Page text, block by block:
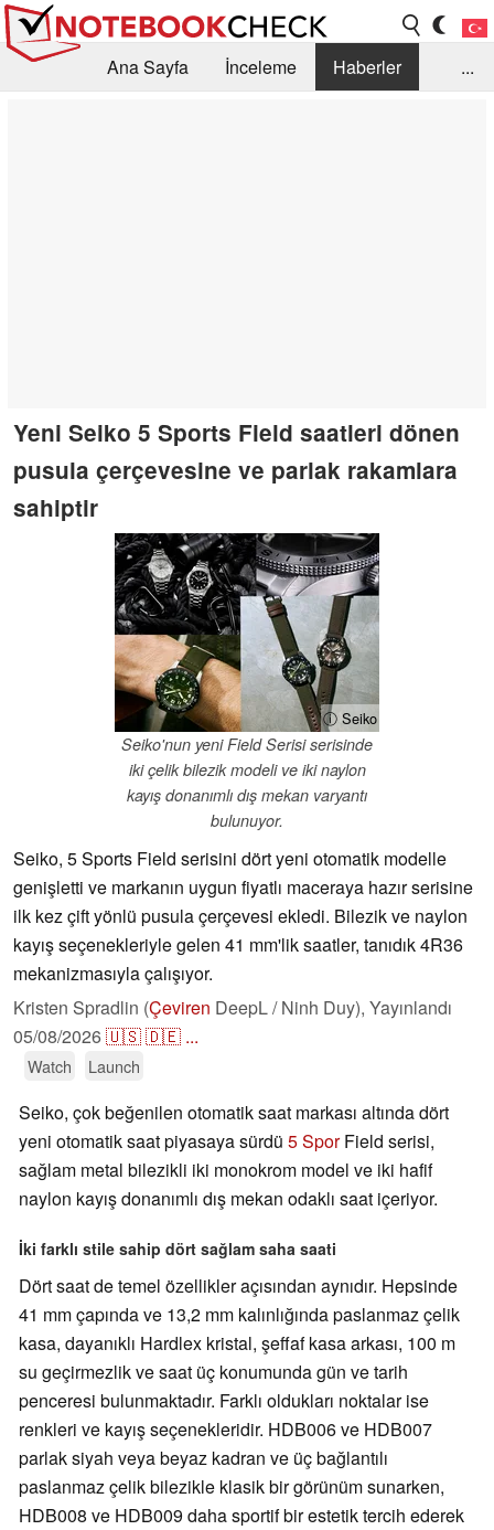
Ana Sayfa İnceleme
Haberler
...
Yeni Seiko 5 Sports Field saatleri dönen
pusula çerçevesine ve parlak rakamlara
sahiptir
ⓘ Seiko
Seiko'nun yeni Field Serisi serisinde
iki çelik bilezik modeli ve iki naylon
kayış donanımlı dış mekan varyantı
bulunuyor.
Seiko, 5 Sports Field serisini dört yeni otomatik modelle
genişletti ve markanın uygun fiyatlı maceraya hazır serisine
ilk kez çift yönlü pusula çerçevesi ekledi. Bilezik ve naylon
kayış seçenekleriyle gelen 41 mm'lik saatler, tanıdık 4R36
mekanizmasıyla çalışıyor.
Kristen Spradlin (Çeviren DeepL / Ninh Duy), Yayınlandı
05/08/2026🇺🇸🇩🇪 ...
Watch Launch
Seiko, çok beğenilen otomatik saat markası altında dört
yeni otomatik saat piyasaya sürdü 5 SporField serisi,
sağlam metal bilezikli iki monokrom model ve iki hafif
naylon kayış donanımlı dış mekan odaklı saat içeriyor.
İki farklı stile sahip dört sağlam saha saati
Dört saat de temel özellikler açısından aynıdır. Hepsinde
41 mm çapında ve 13,2 mm kalınlığında paslanmaz çelik
kasa, dayanıklı Hardlex kristal, şeffaf kasa arkası, 100 m
su geçirmezlik ve saat üç konumunda gün ve tarih
penceresi bulunmaktadır. Farklı oldukları noktalar ise
renkleri ve kayış seçenekleridir. HDB006 ve HDB007
parlak siyah veya beyaz kadran ve üç bağlantılı
paslanmaz çelik bilezikle klasik bir görünüm sunarken,
HDB008 ve HDB009 daha sportif bir estetik tercih ederek